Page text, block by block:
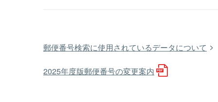
郵便番号検索に使用されているデータについて
2025年度版郵便番号の変更案内